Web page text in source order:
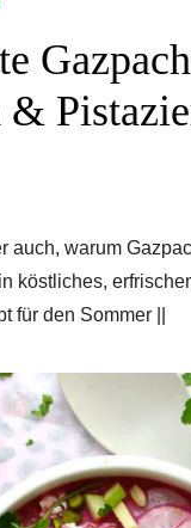
&
auch, warum
köstliches,
für den Sommer ||